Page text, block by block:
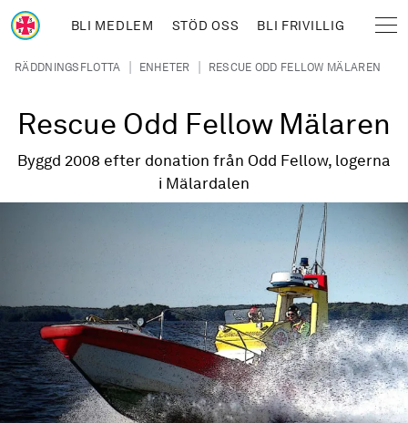
Hoppa till huvudinnehåll
BLI MEDLEM STÖD OSS BLI FRIVILLIG
Länkstig
RÄDDNINGSFLOTTA | ENHETER | RESCUE ODD FELLOW MÄLAREN
Rescue Odd Fellow Mälaren
Byggd 2008 efter donation från Odd Fellow, logerna
i Mälardalen